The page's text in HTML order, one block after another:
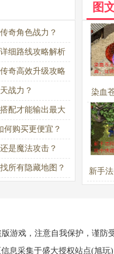
奇角色战力？
细路线攻略解析
奇高效升级攻略
战力？
配才能输出最大
何购买更便宜？
是魔法攻击？
所有隐藏地图？
图
染血
宝典
新手
游戏，注意自我保护，谨防
息采集于盛大授权站点(旭